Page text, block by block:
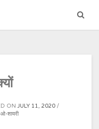
ON JULY 11, 2020
शायरी